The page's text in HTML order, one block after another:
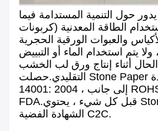
حول التنمية المستدامة فيما
الطاقة المعدنية (كربونات
والعبوات الورقية الحجرية
يتم استخدام الماء أو التبييض
الحال أثناء إنتاج ورق لب الخشب
التقليدي.حصلت Stone Paper على شهادة ISO
14001: 2004 ، إلى جانب ROHS و REACH و
FDA.قبل كل شيء ، يحتوي Stone Paper على
الشهادة الفضية C2C.